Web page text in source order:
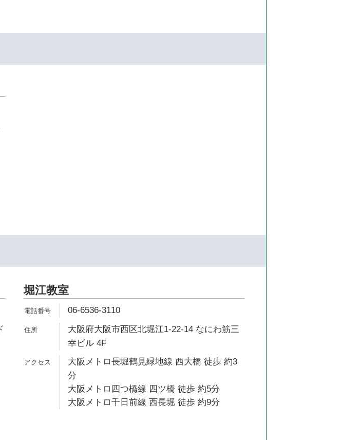
堀江教室
06-6536-3110
大阪府大阪市西区北堀江1-22-14 なにわ筋三
幸ビル 4F
大阪メトロ長堀鶴見緑地線 西大橋 徒歩 約3
分
大阪メトロ四つ橋線 四ツ橋 徒歩 約5分
大阪メトロ千日前線 西長堀 徒歩 約9分